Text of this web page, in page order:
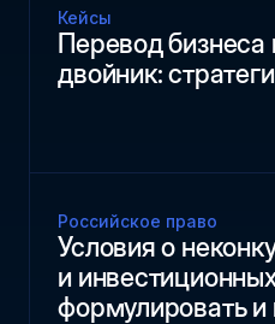
Кейсы
Перевод
двойник:
Российское право
Условия о
и
формулировать и